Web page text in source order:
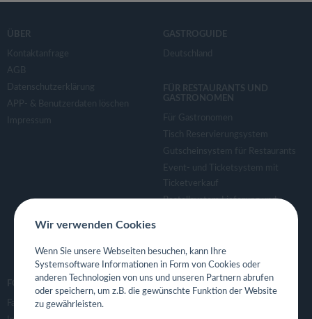
ÜBER
Kontaktanfrage
AGB
Datenschutzerklärung
APP- & Benutzerdaten löschen
Impressum
GASTROGUIDE
Deutschland
FÜR RESTAURANTS UND
GASTRONOMEN
Für Gastronomen
Tisch Reservierungsystem
Gutscheinsystem für Restaurants
Event- und Ticketsystem mit
Ticketverkauf
Bestellsystem Lieferung und
Eigene App für Restaurant
FOLGE UNS
Facebook
Wir verwenden Cookies
Wenn Sie unsere Webseiten besuchen, kann Ihre
Systemsoftware Informationen in Form von Cookies oder
anderen Technologien von uns und unseren Partnern abrufen
oder speichern, um z.B. die gewünschte Funktion der Website
zu gewährleisten.